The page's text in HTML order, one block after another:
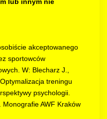
akceptowanego
sportowców
W: Blecharz J.,
treningu
psychologii.
AWF Kraków